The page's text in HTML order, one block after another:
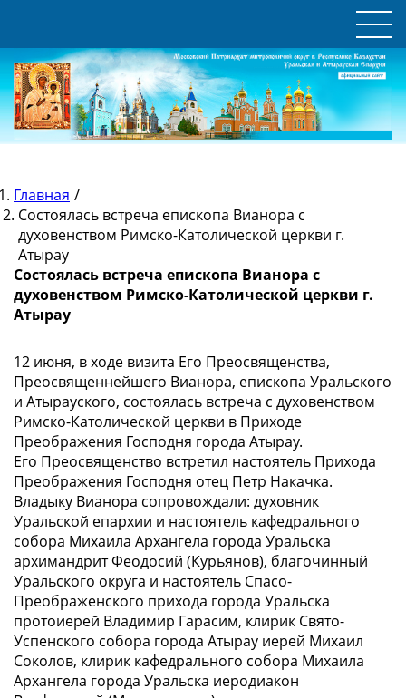
Главная /
Состоялась встреча епископа Вианора с
духовенством Римско-Католической церкви г.
Атырау
Состоялась встреча епископа Вианора с
духовенством Римско-Католической церкви г.
Атырау
12 июня, в ходе визита Его Преосвященства,
Преосвященнейшего Вианора, епископа Уральского
и Атырауского, состоялась встреча с духовенством
Римско-Католической церкви в Приходе
Преображения Господня города Атырау.
Его Преосвященство встретил настоятель Прихода
Преображения Господня отец Петр Накачка.
Владыку Вианора сопровождали: духовник
Уральской епархии и настоятель кафедрального
собора Михаила Архангела города Уральска
архимандрит Феодосий (Курьянов), благочинный
Уральского округа и настоятель Спасо-
Преображенского прихода города Уральска
протоиерей Владимир Гарасим, клирик Свято-
Успенского собора города Атырау иерей Михаил
Соколов, клирик кафедрального собора Михаила
Архангела города Уральска иеродиакон